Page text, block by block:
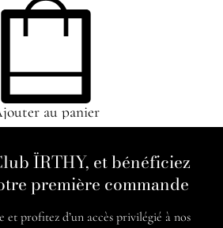
au panier
ÏRTHY, et bénéficiez
première commande
et profitez d’un accès privilégié à nos